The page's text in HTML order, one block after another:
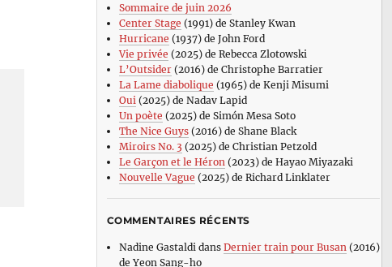
Sommaire de juin 2026
Center Stage (1991) de Stanley Kwan
Hurricane (1937) de John Ford
Vie privée (2025) de Rebecca Zlotowski
L’Outsider(2016) de Christophe Barratier
La Lame diabolique (1965) de Kenji Misumi
Oui(2025) de Nadav Lapid
Un poète (2025) de Simón Mesa Soto
The Nice Guys(2016) de Shane Black
Miroirs No. 3 (2025) de Christian Petzold
Le Garçon et le Héron(2023) de Hayao Miyazaki
Nouvelle Vague (2025) de Richard Linklater
COMMENTAIRES RÉCENTS
Nadine Gastaldi dans Dernier train pour Busan (2016)
de Yeon Sang-ho